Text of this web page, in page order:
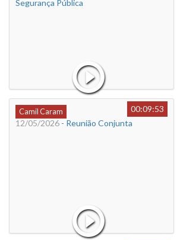
Segurança Pública
Camil Caram
00:09:53
12/05/2026 - Reunião Conjunta